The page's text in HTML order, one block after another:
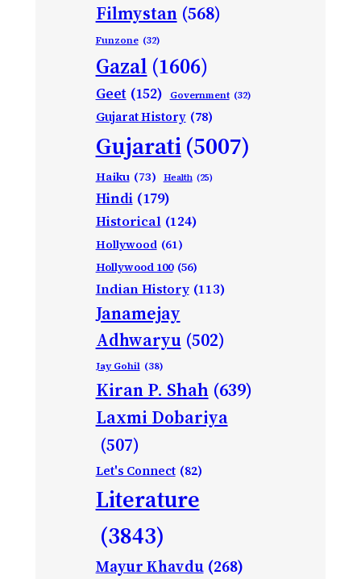
Filmystan (568)
Funzone (32)
Gazal (1606)
Geet (152) Government (32)
Gujarat History (78)
Gujarati(5007)
Haiku (73) Health (25)
Hindi (179)
Historical (124)
Hollywood (61)
Hollywood 100 (56)
Indian History (113)
Janamejay
Adhwaryu (502)
Jay Gohil (38)
Kiran P. Shah (639)
Laxmi Dobariya
(507)
Let's Connect (82)
Literature
(3843)
Mayur Khavdu (268)